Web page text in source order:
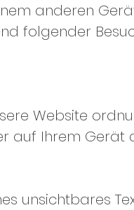
anderen
folgender
Website
auf Ihrem Gerät
unsichtbares